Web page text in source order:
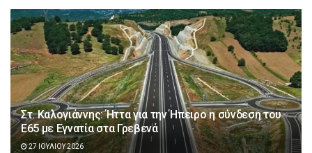
Στ. Καλογιάννης: Ήττα για την Ήπειρο η σύνδεση του
Ε65 με Εγνατία στα Γρεβενά
27 ΙΟΥΛΊΟΥ 2026